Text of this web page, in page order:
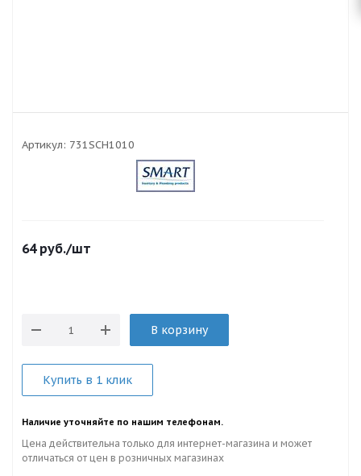
Артикул: 731SCH1010
64руб./шт
В корзину
Купить в 1 клик
Наличие уточняйте по нашим телефонам.
Цена действительна только для интернет-магазина и может
отличаться от цен в розничных магазинах